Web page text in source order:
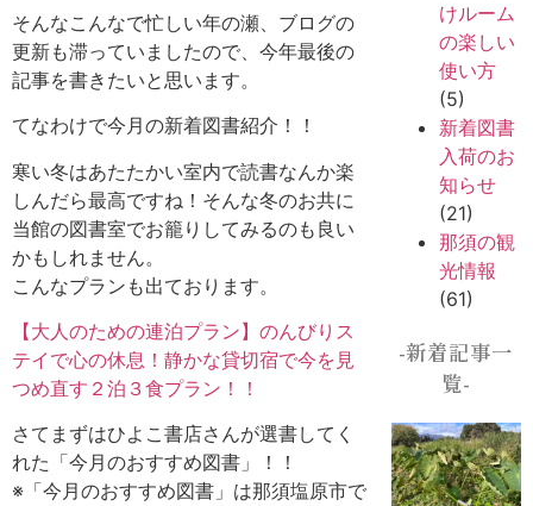
そんなこんなで忙しい年の瀬、ブログの
更新も滞っていましたので、今年最後の
記事を書きたいと思います。
てなわけで今月の新着図書紹介！！
寒い冬はあたたかい室内で読書なんか楽
しんだら最高ですね！そんな冬のお共に
当館の図書室でお籠りしてみるのも良い
かもしれません。
こんなプランも出ております。
【大人のための連泊プラン】のんびりス
テイで心の休息！静かな貸切宿で今を見
つめ直す２泊３食プラン！！
さてまずはひよこ書店さんが選書してく
れた「今月のおすすめ図書」！！
※「今月のおすすめ図書」は那須塩原市で
けルーム
の楽しい
使い方
(5)
新着図書
入荷のお
知らせ
(21)
那須の観
光情報
(61)
-新着記事一
覧-